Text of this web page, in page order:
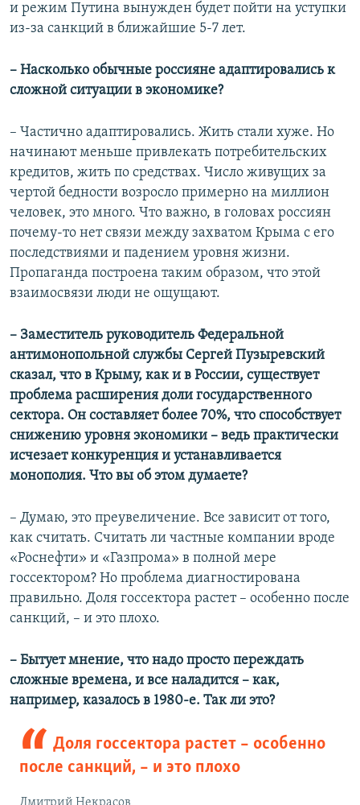
и режим Путина вынужден будет пойти на уступки
из-за санкций в ближайшие 5-7 лет.
– Насколько обычные россияне адаптировались к
сложной ситуации в экономике?
– Частично адаптировались. Жить стали хуже. Но
начинают меньше привлекать потребительских
кредитов, жить по средствах. Число живущих за
чертой бедности возросло примерно на миллион
человек, это много. Что важно, в головах россиян
почему-то нет связи между захватом Крыма с его
последствиями и падением уровня жизни.
Пропаганда построена таким образом, что этой
взаимосвязи люди не ощущают.
– Заместитель руководитель Федеральной
антимонопольной службы Сергей Пузыревский
сказал, что в Крыму, как и в России, существует
проблема расширения доли государственного
сектора. Он составляет более 70%, что способствует
снижению уровня экономики – ведь практически
исчезает конкуренция и устанавливается
монополия. Что вы об этом думаете?
– Думаю, это преувеличение. Все зависит от того,
как считать. Считать ли частные компании вроде
«Роснефти» и «Газпрома» в полной мере
госсектором? Но проблема диагностирована
правильно. Доля госсектора растет – особенно после
санкций, – и это плохо.
– Бытует мнение, что надо просто переждать
сложные времена, и все наладится – как,
например, казалось в 1980-е. Так ли это?
Доля госсектора растет – особенно
после санкций, – и это плохо